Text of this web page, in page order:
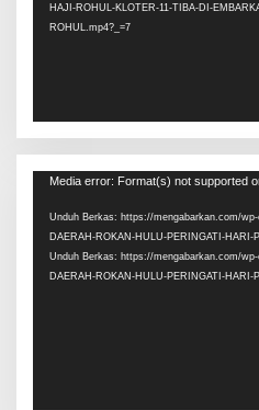
HAJI-ROHUL-KLOTER-11-TIBA-DI-
ROHUL.mp4?_=7
Pemutar
Media error: Format(s) not supported
Unduh Berkas: https://mengabarkan.com/
DAERAH-ROKAN-HULU-PERINGATI-HARI-
Unduh Berkas: https://mengabarkan.com/
DAERAH-ROKAN-HULU-PERINGATI-HARI-